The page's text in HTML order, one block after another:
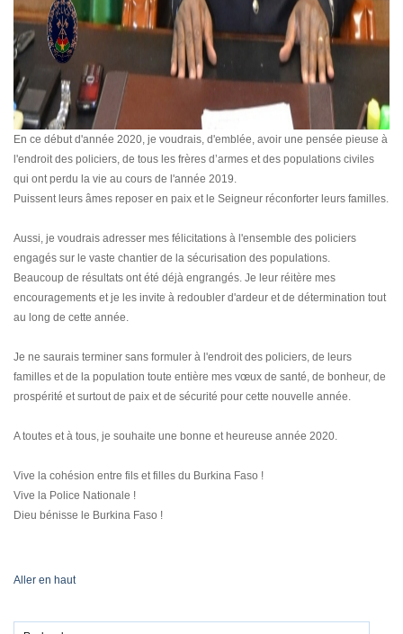
En ce début d'année 2020, je voudrais, d'emblée, avoir une pensée pieuse à
l'endroit des policiers, de tous les frères d’armes et des populations civiles
qui ont perdu la vie au cours de l'année 2019.
Puissent leurs âmes reposer en paix et le Seigneur réconforter leurs familles.
Aussi, je voudrais adresser mes félicitations à l'ensemble des policiers
engagés sur le vaste chantier de la sécurisation des populations.
Beaucoup de résultats ont été déjà engrangés. Je leur réitère mes
encouragements et je les invite à redoubler d'ardeur et de détermination tout
au long de cette année.
Je ne saurais terminer sans formuler à l'endroit des policiers, de leurs
familles et de la population toute entière mes vœux de santé, de bonheur, de
prospérité et surtout de paix et de sécurité pour cette nouvelle année.
A toutes et à tous, je souhaite une bonne et heureuse année 2020.
Vive la cohésion entre fils et filles du Burkina Faso !
Vive la Police Nationale !
Dieu bénisse le Burkina Faso !
Aller en haut